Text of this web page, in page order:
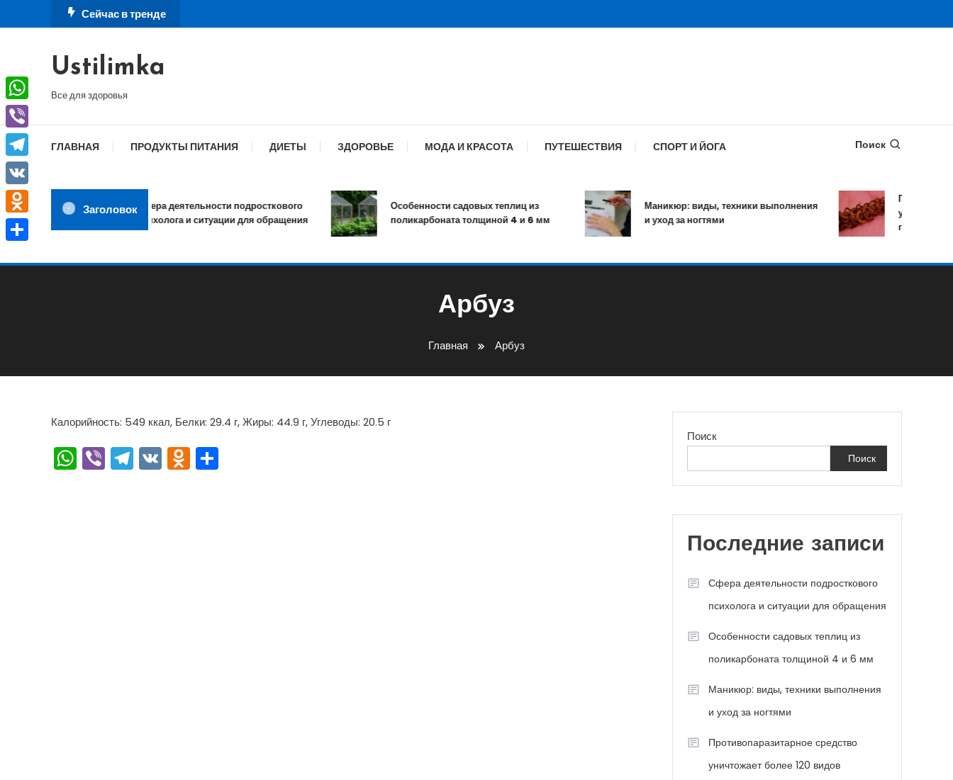
к
Сейчас в тренде
Ustilimka
Все для здоровья
ГЛАВНАЯ ПРОДУКТЫ ПИТАНИЯ ДИЕТЫ ЗДОРОВЬЕ МОДА И КРАСОТА ПУТЕШЕСТВИЯ СПОРТ И ЙОГА Поиск
ЗаголовокСфера деятельности подросткового
психолога и ситуации для обращения
Особенности садовых теплиц из
поликарбоната толщиной 4 и 6 мм
Маникюр: виды, техники выполнения
и уход за ногтями
уничтожает
гельминтов
Арбуз
Главная Арбуз
Калорийность: 549 ккал, Белки: 29.4 г, Жиры: 44.9 г, Углеводы: 20.5 г
WhatsApp
ViberTelegram
VKOdnoklassniki
Поиск
Поиск
Последние записи
Сфера деятельности подросткового
психолога и ситуации для обращения
Особенности садовых теплиц из
поликарбоната толщиной 4 и 6 мм
Маникюр: виды, техники выполнения
и уход за ногтями
Противопаразитарное средство
уничтожает более 120 видов
WhatsApp
Viber
Telegram
VK
Odnoklassniki